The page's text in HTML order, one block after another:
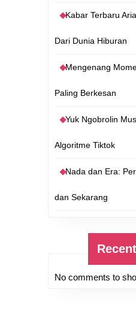
Kabar Terbaru
Dari Dunia Hiburan
Mengenang
Paling Berkesan
Yuk Ngobrolin
Algoritme Tiktok
Nada dan Era:
dan Sekarang
No comments to